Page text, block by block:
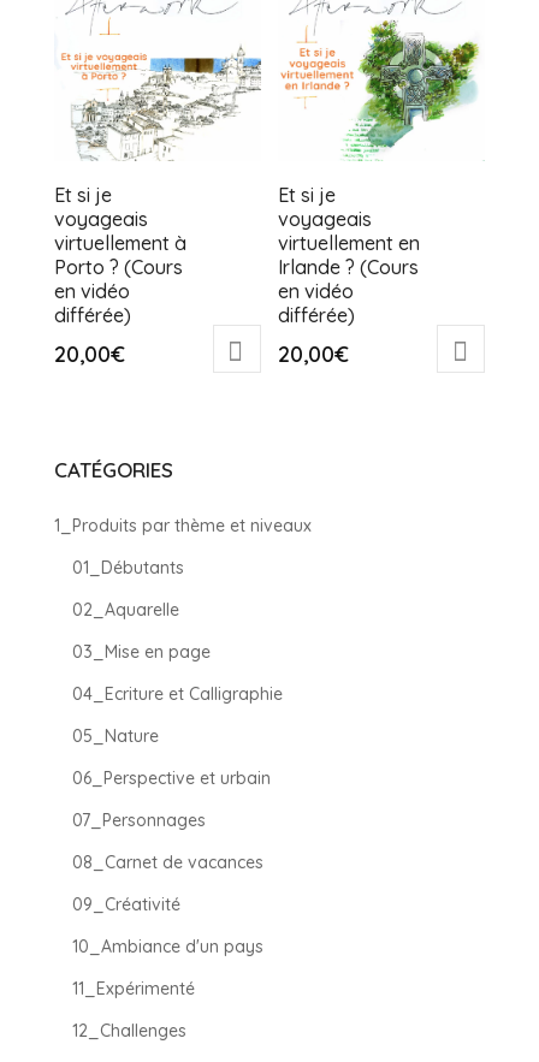
Et si je
voyageais
virtuellement à
Porto ? (Cours
en vidéo
différée)
20,00€
Et si je
voyageais
virtuellement en
Irlande ? (Cours
en vidéo
différée)
20,00€
CATÉGORIES
1_Produits par thème et niveaux
01_Débutants
02_Aquarelle
03_Mise en page
04_Ecriture et Calligraphie
05_Nature
06_Perspective et urbain
07_Personnages
08_Carnet de vacances
09_Créativité
10_Ambiance d'un pays
11_Expérimenté
12_Challenges